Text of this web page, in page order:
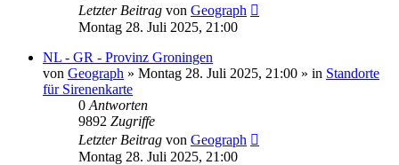
Letzter Beitrag von Geograph
Montag 28. Juli 2025, 21:00
NL - GR - Provinz Groningen
von Geograph » Montag 28. Juli 2025, 21:00 » in Standorte
für Sirenenkarte
0 Antworten
9892 Zugriffe
Letzter Beitrag von Geograph
Montag 28. Juli 2025, 21:00